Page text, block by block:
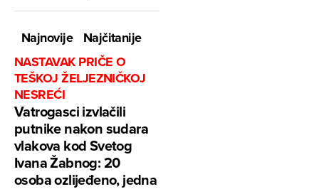
Najnovije
Najčitanije
NASTAVAK PRIČE O
TEŠKOJ ŽELJEZNIČKOJ
NESREĆI
Vatrogasci izvlačili
putnike nakon sudara
vlakova kod Svetog
Ivana Žabnog: 20
osoba ozlijeđeno, jedna